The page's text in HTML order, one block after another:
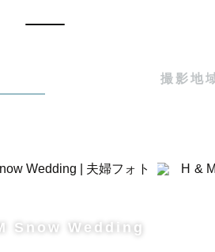
影を迎えたいと思います♪
撮影地
Snow Wedding